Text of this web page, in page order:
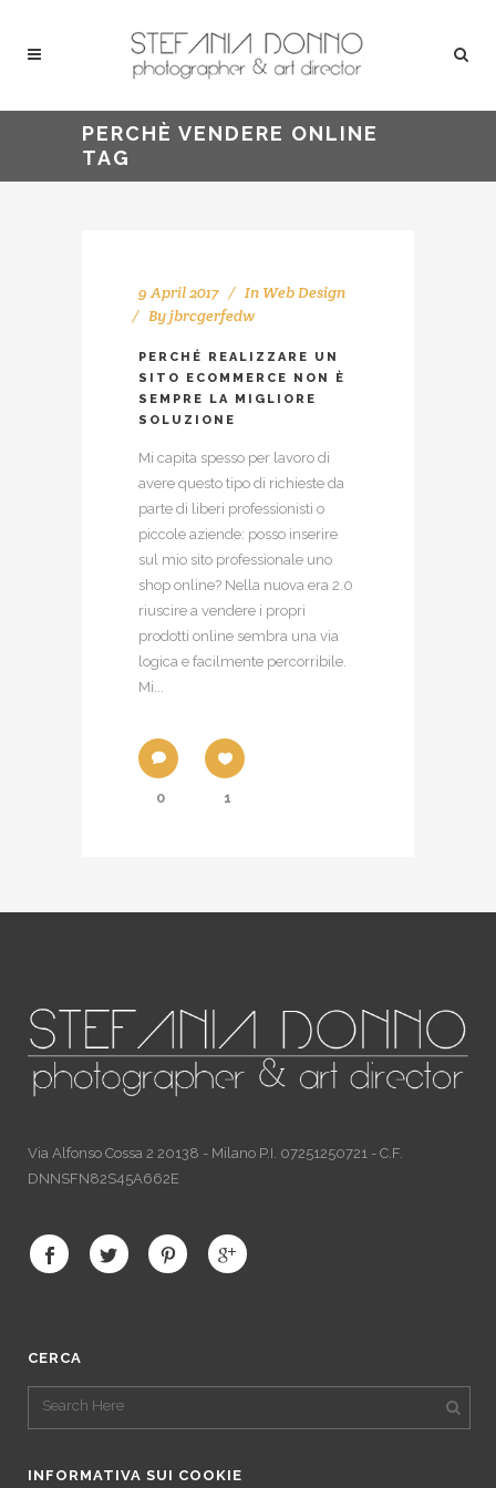
PERCHÈ VENDERE ONLINE
TAG
9 April 2017 In Web Design
Byjbrcgerfedw
PERCHÉ REALIZZARE UN
SITO ECOMMERCE NON È
SEMPRE LA MIGLIORE
SOLUZIONE
Mi capita spesso per lavoro di
avere questo tipo di richieste da
parte di liberi professionisti o
piccole aziende: posso inserire
sul mio sito professionale uno
shop online? Nella nuova era 2.0
riuscire a vendere i propri
prodotti online sembra una via
logica e facilmente percorribile.
Mi...
0 1
Via Alfonso Cossa 2 20138 - Milano P.I. 07251250721 - C.F.
DNNSFN82S45A662E
CERCA
INFORMATIVA SUI COOKIE